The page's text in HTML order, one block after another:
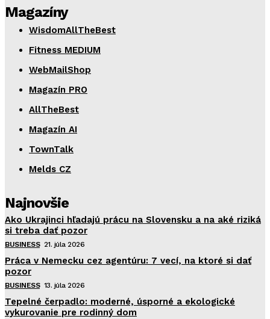
Magazíny
WisdomAllTheBest
Fitness MEDIUM
WebMailShop
Magazín PRO
AllTheBest
Magazín AI
TownTalk
Melds CZ
Najnovšie
Ako Ukrajinci hľadajú prácu na Slovensku a na aké riziká
si treba dať pozor
BUSINESS 21. júla 2026
Práca v Nemecku cez agentúru: 7 vecí, na ktoré si dať
pozor
BUSINESS 13. júla 2026
Tepelné čerpadlo: moderné, úsporné a ekologické
vykurovanie pre rodinný dom